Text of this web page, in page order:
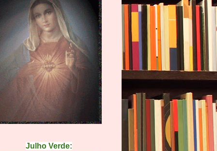
Julho Verde: